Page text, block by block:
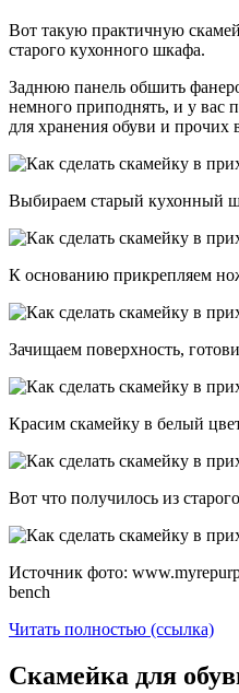
Вот такую практичную
старого кухонного шкафа.
Заднюю панель обшить
немного приподнять, и у вас
для хранения обуви и прочих
Выбираем старый кухонный
К основанию прикрепляем
Зачищаем поверхность,
Красим скамейку в белый
Вот что получилось из
Источник фото:
bench
Читать полностью (ссылка)
Скамейка для